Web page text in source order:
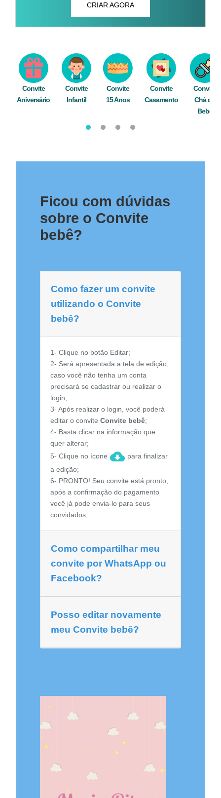
CRIAR AGORA
Convite
Aniversário
Convite
Infantil
Convite
15 Anos
Convite
Casamento
Convite
Chá de
Bebê
Ficou com dúvidas
sobre o Convite
bebê?
Como fazer um convite
utilizando o Convite
bebê?
1- Clique no botão Editar;
2- Será apresentada a tela de edição,
caso você não tenha um conta
precisará se cadastrar ou realizar o
login;
3- Após realizar o login, você poderá
editar o convite Convite bebê;
4- Basta clicar na informação que
quer alterar;
5- Clique no ícone
para finalizar
a edição;
6- PRONTO! Seu convite está pronto,
após a confirmação do pagamento
você já pode envia-lo para seus
convidados;
Como compartilhar meu
convite por WhatsApp ou
Facebook?
Posso editar novamente
meu Convite bebê?